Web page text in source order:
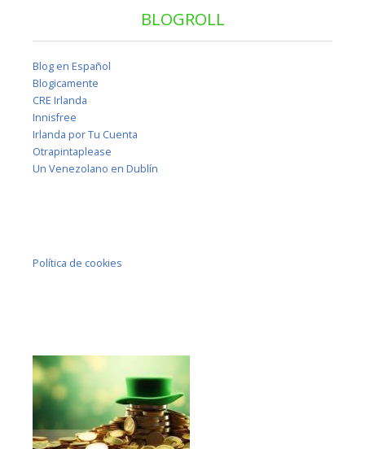
BLOGROLL
Blog en Español
Blogicamente
CRE Irlanda
Innisfree
Irlanda por Tu Cuenta
Otrapintaplease
Un Venezolano en Dublín
Política de cookies